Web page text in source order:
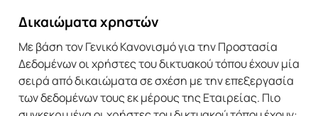
Δικαιώματα χρηστών
Με βάση τον Γενικό Κανονισμό για την Προστασία
Δεδομένων οι χρήστες του δικτυακού τόπου έχουν μία
σειρά από δικαιώματα σε σχέση με την επεξεργασία
των δεδομένων τους εκ μέρους της Εταιρείας. Πιο